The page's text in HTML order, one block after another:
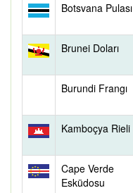
Botsvana Pulası
Brunei Doları
Burundi Frangı
Kamboçya Rieli
Cape Verde
Esküdosu